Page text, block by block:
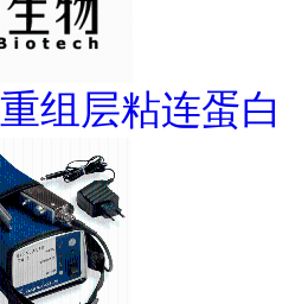
组层粘连蛋白